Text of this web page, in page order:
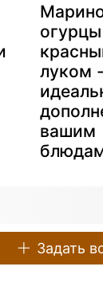
луком -
вашим
Задать